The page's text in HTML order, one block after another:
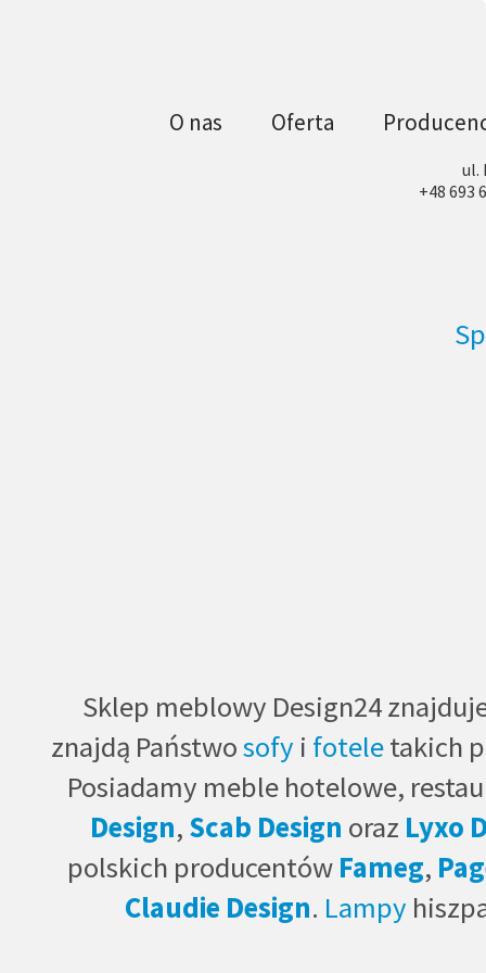
O nas Oferta
ul.
+48 693
Sklep meblowy Design24
znajdą Państwosofy i foteletakich
Posiadamy meble hotelowe,
Design, Scab Design oraz Lyxo
polskich producentów Fameg,
Claudie Design. Lampy